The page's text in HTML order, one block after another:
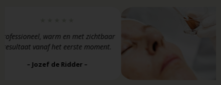
Professioneel, warm en met zichtbaar
resultaat vanaf het eerste moment.
– Jozef de Ridder –